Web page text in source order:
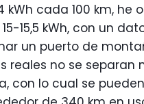
kWh cada 100 km, he
15,5 kWh, con un
un puerto de
reales no se separan
con lo cual se pueden